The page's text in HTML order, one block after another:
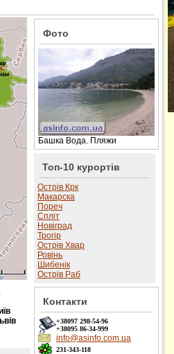
Фото
Башка Вода. Пляжи
Топ-10 курортів
Острів Крк
Макарска
Пореч
Спліт
Новіград
Трогір
Острів Хвар
Ровінь
Шибенік
Острів Раб
Контакти
+38097 298-54-96
+38095 86-34-999
info@asinfo.com.ua
231-343-118